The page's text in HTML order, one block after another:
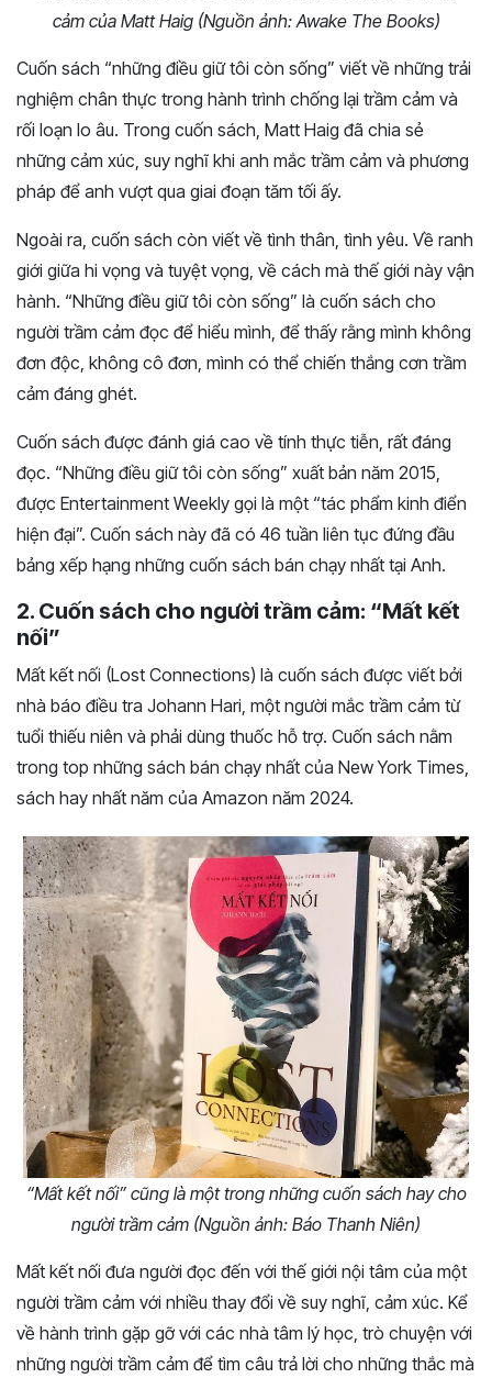
cảm của Matt Haig (Nguồn ảnh: Awake The Books)
Cuốn sách “những điều giữ tôi còn sống” viết về những trải
nghiệm chân thực trong hành trình chống lại trầm cảm và
rối loạn lo âu. Trong cuốn sách, Matt Haig đã chia sẻ
những cảm xúc, suy nghĩ khi anh mắc trầm cảm và phương
pháp để anh vượt qua giai đoạn tăm tối ấy.
Ngoài ra, cuốn sách còn viết về tình thân, tình yêu. Về ranh
giới giữa hi vọng và tuyệt vọng, về cách mà thế giới này vận
hành. “Những điều giữ tôi còn sống” là cuốn sách cho
người trầm cảm đọc để hiểu mình, để thấy rằng mình không
đơn độc, không cô đơn, mình có thể chiến thắng cơn trầm
cảm đáng ghét.
Cuốn sách được đánh giá cao về tính thực tiễn, rất đáng
đọc. “Những điều giữ tôi còn sống” xuất bản năm 2015,
được Entertainment Weekly gọi là một “tác phẩm kinh điển
hiện đại”. Cuốn sách này đã có 46 tuần liên tục đứng đầu
bảng xếp hạng những cuốn sách bán chạy nhất tại Anh.
2. Cuốn sách cho người trầm cảm: “Mất kết
nối”
Mất kết nối (Lost Connections) là cuốn sách được viết bởi
nhà báo điều tra Johann Hari, một người mắc trầm cảm từ
tuổi thiếu niên và phải dùng thuốc hỗ trợ. Cuốn sách nằm
trong top những sách bán chạy nhất của New York Times,
sách hay nhất năm của Amazon năm 2024.
“Mất kết nối” cũng là một trong những cuốn sách hay cho
người trầm cảm (Nguồn ảnh: Báo Thanh Niên)
Mất kết nối đưa người đọc đến với thế giới nội tâm của một
người trầm cảm với nhiều thay đổi về suy nghĩ, cảm xúc. Kể
về hành trình gặp gỡ với các nhà tâm lý học, trò chuyện với
những người trầm cảm để tìm câu trả lời cho những thắc mà